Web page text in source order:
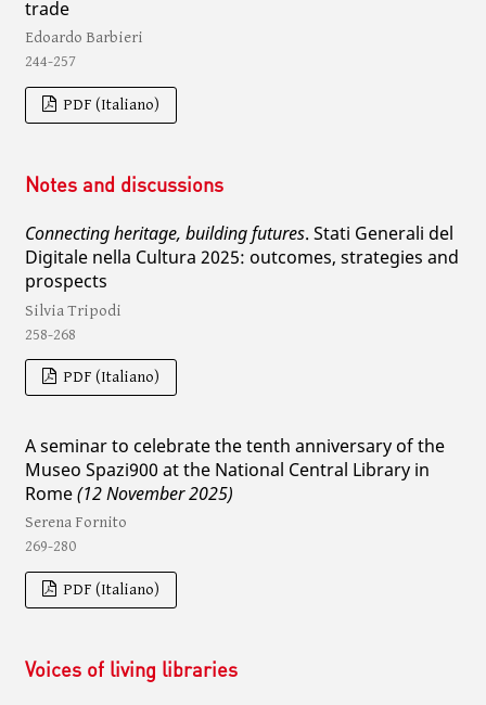
trade
Edoardo Barbieri
244-257
PDF (Italiano)
Notes and discussions
Connecting heritage, building futures. Stati Generali del
Digitale nella Cultura 2025: outcomes, strategies and
prospects
Silvia Tripodi
258-268
PDF (Italiano)
A seminar to celebrate the tenth anniversary of the
Museo Spazi900 at the National Central Library in
Rome(12 November 2025)
Serena Fornito
269-280
PDF (Italiano)
Voices of living libraries